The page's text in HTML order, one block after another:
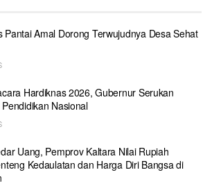
Pantai Amal Dorong Terwujudnya Desa Sehat
Hardiknas 2026, Gubernur Serukan
Nasional
Uang, Pemprov Kaltara Nilai Rupiah
Kedaulatan dan Harga Diri Bangsa di